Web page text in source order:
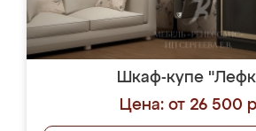
Шкаф-купе
Цена: от 26 500